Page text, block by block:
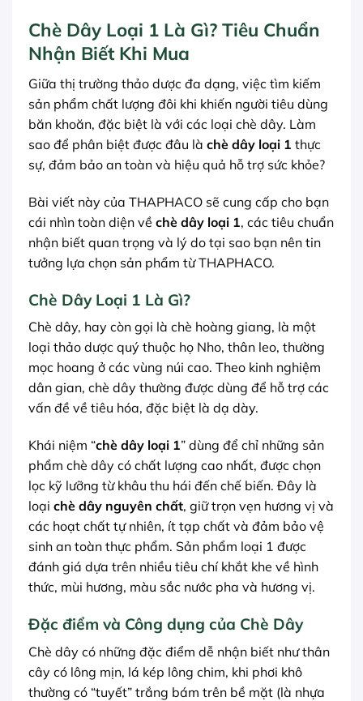
Chè Dây Loại 1 Là Gì? Tiêu Chuẩn
Nhận Biết Khi Mua
Giữa thị trường thảo dược đa dạng, việc tìm kiếm
sản phẩm chất lượng đôi khi khiến người tiêu dùng
băn khoăn, đặc biệt là với các loại chè dây. Làm
sao để phân biệt được đâu là chè dây loại 1 thực
sự, đảm bảo an toàn và hiệu quả hỗ trợ sức khỏe?
Bài viết này của THAPHACO sẽ cung cấp cho bạn
cái nhìn toàn diện về chè dây loại 1, các tiêu chuẩn
nhận biết quan trọng và lý do tại sao bạn nên tin
tưởng lựa chọn sản phẩm từ THAPHACO.
Chè Dây Loại 1 Là Gì?
Chè dây, hay còn gọi là chè hoàng giang, là một
loại thảo dược quý thuộc họ Nho, thân leo, thường
mọc hoang ở các vùng núi cao. Theo kinh nghiệm
dân gian, chè dây thường được dùng để hỗ trợ các
vấn đề về tiêu hóa, đặc biệt là dạ dày.
Khái niệm “chè dây loại 1” dùng để chỉ những sản
phẩm chè dây có chất lượng cao nhất, được chọn
lọc kỹ lưỡng từ khâu thu hái đến chế biến. Đây là
loại chè dây nguyên chất, giữ trọn vẹn hương vị và
các hoạt chất tự nhiên, ít tạp chất và đảm bảo vệ
sinh an toàn thực phẩm. Sản phẩm loại 1 được
đánh giá dựa trên nhiều tiêu chí khắt khe về hình
thức, mùi hương, màu sắc nước pha và hương vị.
Đặc điểm và Công dụng của Chè Dây
Chè dây có những đặc điểm dễ nhận biết như thân
cây có lông mịn, lá kép lông chim, khi phơi khô
thường có “tuyết” trắng bám trên bề mặt (là nhựa